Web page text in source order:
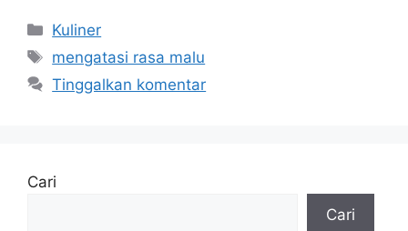
Kategori
Kuliner
Tag
mengatasi rasa malu
Tinggalkan komentar
Cari
Cari